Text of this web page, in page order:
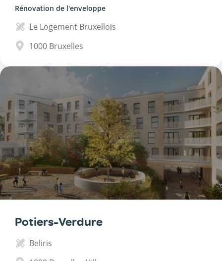
Rénovation de l'enveloppe
Le Logement Bruxellois
1000 Bruxelles
Potiers-Verdure
Beliris